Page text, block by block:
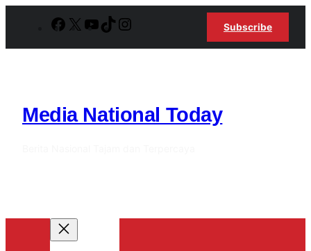
konten
Facebook
X YouTube
TikTok Subscribe
Media National Today